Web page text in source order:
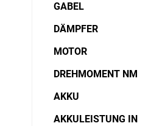
GABEL
DÄMPFER
MOTOR
DREHMOMENT NM
AKKU
AKKULEISTUNG IN